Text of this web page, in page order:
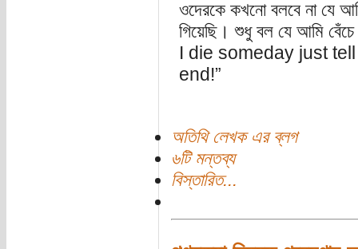
ওদেরকে কখনো বলবে না যে
গিয়েছি। শুধু বল যে আমি
I die someday just
end!”
অতিথি লেখক এর ব্লগ
৬টি মন্তব্য
বিস্তারিত...